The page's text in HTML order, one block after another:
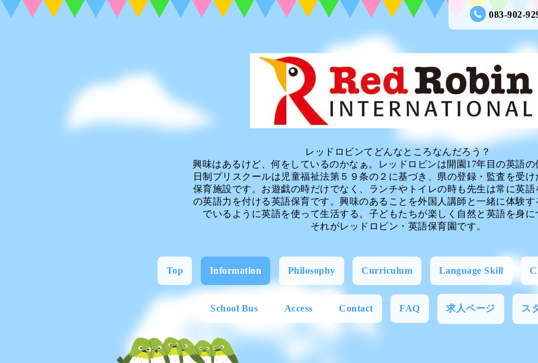
083-902-
レッドロビンてどんなところなんだろう？
興味はあるけど、何をしているのかなぁ。レッドロビンは開園17年目の英語の
日制プリスクールは児童福祉法第５９条の２に基づき、県の登録・監査を受
保育施設です。お遊戯の時だけでなく、ランチやトイレの時も先生は常に英語
の英語力を付ける英語保育です。興味のあることを外国人講師と一緒に体験す
でいるように英語を使って生活する。子どもたちが楽しく自然と英語を身に
それがレッドロビン・英語保育園です。
Top Information Philosophy Curriculum Language Skill
School Bus Access Contact FAQ 求人ページ ス